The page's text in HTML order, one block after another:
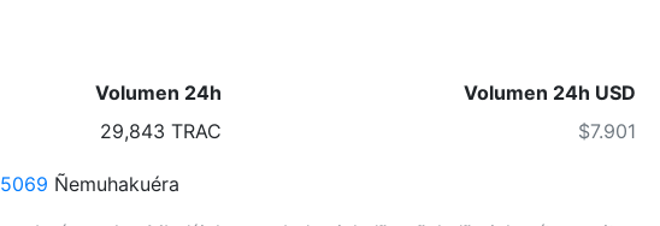
Volumen 24h
Volumen 24h USD
29,843 TRAC $7.901
Ñemuhakuéra